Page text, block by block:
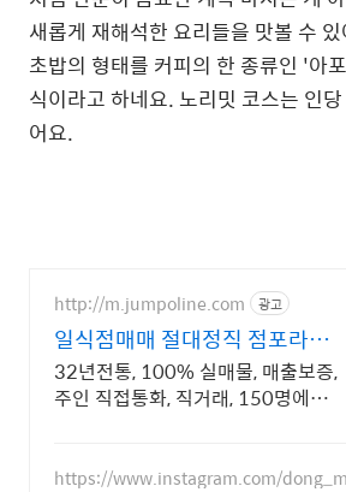
새롭게 재해석한 요리들을 맛볼 수
초밥의 형태를 커피의 한 종류인 '아
식이라고 하네요. 노리밋 코스는 인
어요.
http://m.jumpoline.com 광고
일식점매매 절대정직 점포라인
빠른 직거래 & 안전중개거래
32년전통, 100% 실매물, 매출보증,
주인 직접통화, 직거래, 150명에이
https://www.instagram.com/